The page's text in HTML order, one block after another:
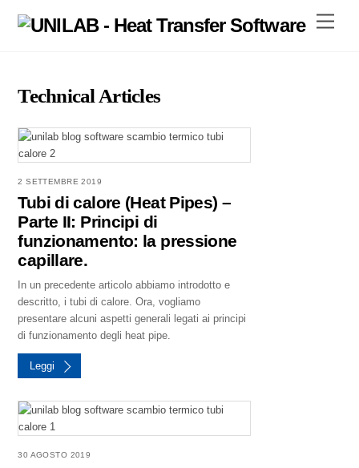
Menu
Technical Articles
2 SETTEMBRE 2019
Tubi di calore (Heat Pipes) –
Parte II: Principi di
funzionamento: la pressione
capillare.
In un precedente articolo abbiamo introdotto e
descritto, i tubi di calore. Ora, vogliamo
presentare alcuni aspetti generali legati ai principi
di funzionamento degli heat pipe.
Leggi
30 AGOSTO 2019